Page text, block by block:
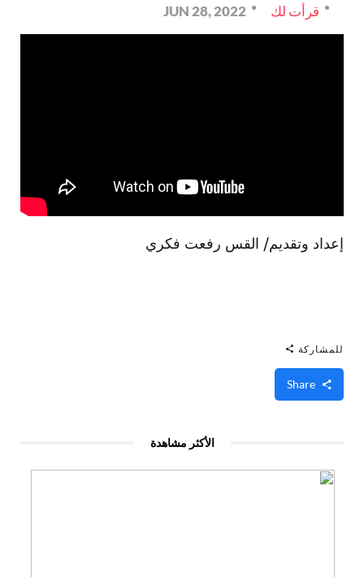
قرأت لك JUN 28, 2022
إعداد وتقديم/ القس رفعت فكري
للمشاركة
الأكثر مشاهدة